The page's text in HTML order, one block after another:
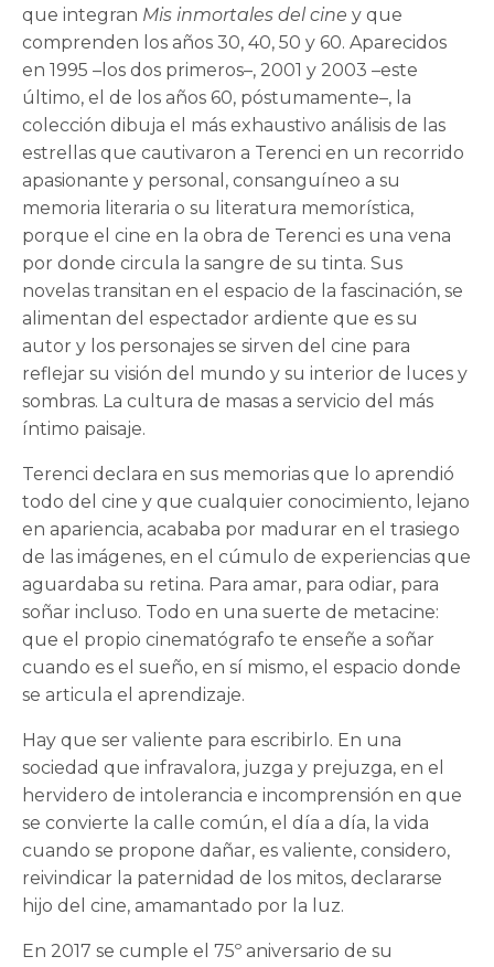
que integran Mis inmortales del cine y que
comprenden los años 30, 40, 50 y 60. Aparecidos
en 1995 –los dos primeros–, 2001 y 2003 –este
último, el de los años 60, póstumamente–, la
colección dibuja el más exhaustivo análisis de las
estrellas que cautivaron a Terenci en un recorrido
apasionante y personal, consanguíneo a su
memoria literaria o su literatura memorística,
porque el cine en la obra de Terenci es una vena
por donde circula la sangre de su tinta. Sus
novelas transitan en el espacio de la fascinación, se
alimentan del espectador ardiente que es su
autor y los personajes se sirven del cine para
reflejar su visión del mundo y su interior de luces y
sombras. La cultura de masas a servicio del más
íntimo paisaje.
Terenci declara en sus memorias que lo aprendió
todo del cine y que cualquier conocimiento, lejano
en apariencia, acababa por madurar en el trasiego
de las imágenes, en el cúmulo de experiencias que
aguardaba su retina. Para amar, para odiar, para
soñar incluso. Todo en una suerte de metacine:
que el propio cinematógrafo te enseñe a soñar
cuando es el sueño, en sí mismo, el espacio donde
se articula el aprendizaje.
Hay que ser valiente para escribirlo. En una
sociedad que infravalora, juzga y prejuzga, en el
hervidero de intolerancia e incomprensión en que
se convierte la calle común, el día a día, la vida
cuando se propone dañar, es valiente, considero,
reivindicar la paternidad de los mitos, declararse
hijo del cine, amamantado por la luz.
En 2017 se cumple el 75º aniversario de su